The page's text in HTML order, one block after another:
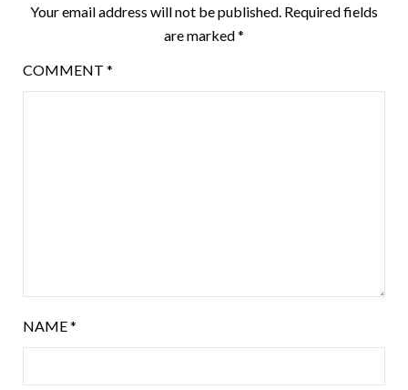
Your email address will not be published. Required fields
are marked*
COMMENT *
NAME*